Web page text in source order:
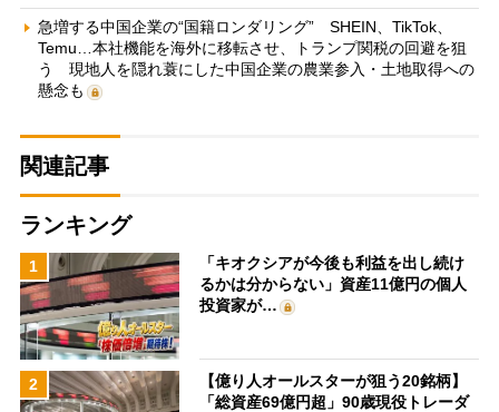
急増する中国企業の“国籍ロンダリング” SHEIN、TikTok、
Temu…本社機能を海外に移転させ、トランプ関税の回避を狙
う 現地人を隠れ蓑にした中国企業の農業参入・土地取得への
懸念も
関連記事
ランキング
1
「キオクシアが今後も利益を出し続け
るかは分からない」資産11億円の個人
投資家が…
2
【億り人オールスターが狙う20銘柄】
「総資産69億円超」90歳現役トレーダ